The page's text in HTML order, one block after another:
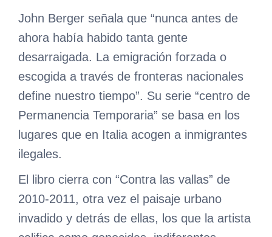
John Berger señala que “nunca antes de
ahora había habido tanta gente
desarraigada. La emigración forzada o
escogida a través de fronteras nacionales
define nuestro tiempo”. Su serie “centro de
Permanencia Temporaria” se basa en los
lugares que en Italia acogen a inmigrantes
ilegales.
El libro cierra con “Contra las vallas” de
2010-2011, otra vez el paisaje urbano
invadido y detrás de ellas, los que la artista